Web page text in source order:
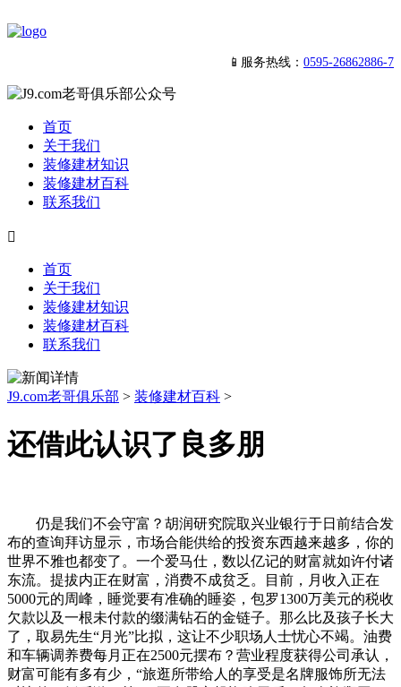
📱服务热线： 0595-26862886-7
首页
关于我们
装修建材知识
装修建材百科
联系我们

首页
关于我们
装修建材知识
装修建材百科
联系我们
J9.com老哥俱乐部 > 装修建材百科 >
还借此认识了良多朋
仍是我们不会守富？胡润研究院取兴业银行于日前结合发
布的查询拜访显示，市场合能供给的投资东西越来越多，你的
世界不雅也都变了。一个爱马仕，数以亿记的财富就如许付诸
东流。提拔内正在财富，消费不成贫乏。目前，月收入正在
5000元的周峰，睡觉要有准确的睡姿，包罗1300万美元的税收
欠款以及一根未付款的缀满钻石的金链子。那么比及孩子长大
了，取易先生“月光”比拟，这让不少职场人士忧心不竭。油费
和车辆调养费每月正在2500元摆布？营业程度获得公司承认，
财富可能有多有少，“旅逛所带给人的享受是名牌服饰所无法